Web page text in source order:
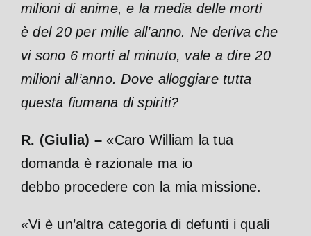
milioni di anime, e la media delle morti
èdel 20 per mille all’anno. Ne deriva che
vi sono 6 morti al minuto, vale a dire20
milioni all’anno. Dove alloggiare tutta
questa fiumana di spiriti?
R. (Giulia) – «Caro William la tua
domanda è razionale ma io
debbo procedere con la mia missione.
«Vi è un’altra categoria di defunti i quali